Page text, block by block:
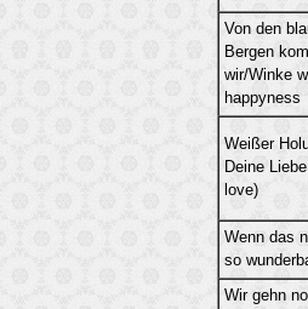
Von den
Bergen
wir/Winke
happyness
Weißer
Deine
love)
Wenn das
so
Wir gehn